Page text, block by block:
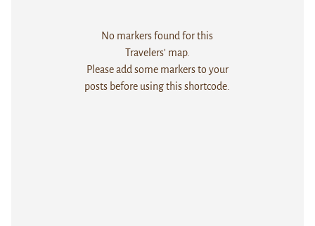
No markers found for this
Travelers' map.
Please add some markers to your
posts before using this shortcode.